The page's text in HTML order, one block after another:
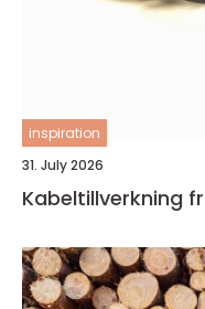
inspiration
31. July 2026